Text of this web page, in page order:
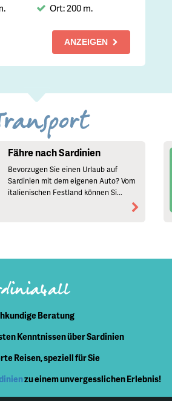
Ort: 200 m.
ANZEIGEN
Fähre nach Sardinien
Bevorzugen Sie einen Urlaub auf
Sardinien mit dem eigenen Auto? Vom
italienischen Festland können Si...
Beratung
Kenntnissen über Sardinien
Reisen, speziell für Sie
zu einem unvergesslichen Erlebnis!